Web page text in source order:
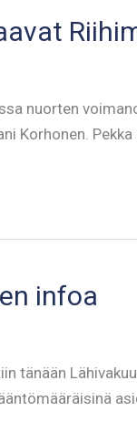
nuorten
Korhonen.
infoa
tänään